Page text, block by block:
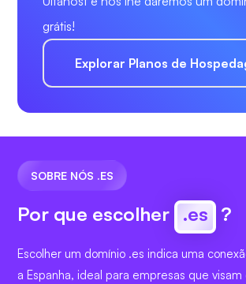
grátis!
Explorar Planos de
SOBRE NÓS .ES
Por que escolher .es ?
Escolher um domínio .es indica uma
a Espanha, ideal para empresas que